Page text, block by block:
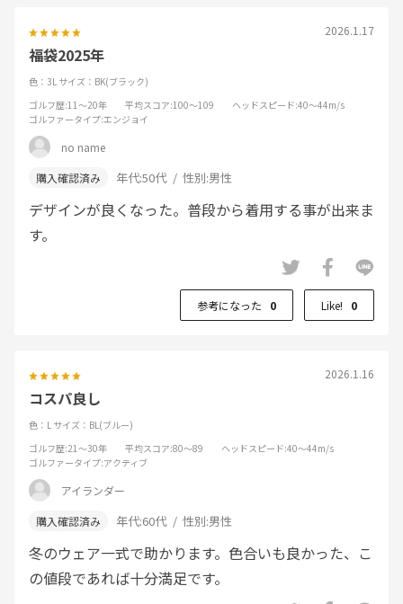
2026.1.17
福袋2025年
色：3L サイズ：BK(ブラック)
ゴルフ歴:11～20年 平均スコア:100～109 ヘッドスピード:40～44m/s
ゴルファータイプ:エンジョイ
no name
年代:50代 性別:男性
デザインが良くなった。普段から着用する事が出来ま
す。
参考になった 0 Like! 0
2026.1.16
コスパ良し
色：L サイズ：BL(ブルー)
ゴルフ歴:21～30年 平均スコア:80～89 ヘッドスピード:40～44m/s
ゴルファータイプ:アクティブ
アイランダー
年代:60代 性別:男性
冬のウェア一式で助かります。色合いも良かった、こ
の値段であれば十分満足です。